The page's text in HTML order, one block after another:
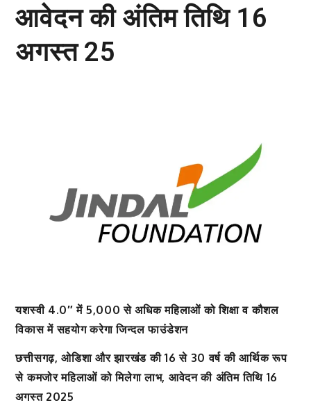
आवेदन की अंतिम तिथि 16
अगस्त 25
यशस्वी 4.0″ में 5,000 से अधिक महिलाओं को शिक्षा व कौशल
विकास में सहयोग करेगा जिन्दल फाउंडेशन
छत्तीसगढ़, ओडिशा और झारखंड की 16 से 30 वर्ष की आर्थिक रूप
से कमजोर महिलाओं को मिलेगा लाभ, आवेदन की अंतिम तिथि 16
अगस्त 2025